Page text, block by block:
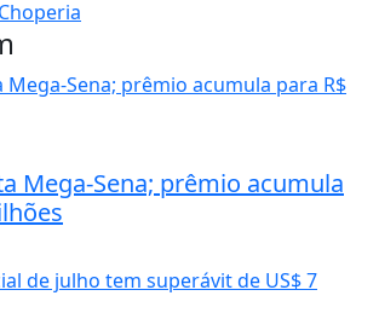
Mega-Sena; prêmio acumula